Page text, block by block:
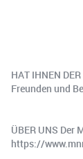
HAT IHNEN
Freunden und
ÜBER UNS️ Der
https://